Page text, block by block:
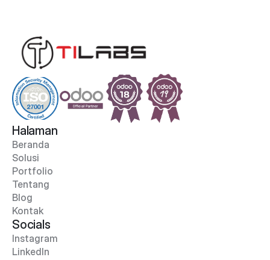
Halaman
Beranda
Solusi
Portfolio
Tentang
Blog
Kontak
Socials
Instagram
LinkedIn